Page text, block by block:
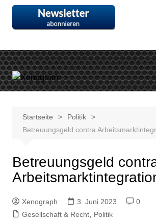
Skip
content
Startseite
Politik
Betreuungsgeld contra
Betreuungsgeld
Xenograph 3. Juni 2023
0
Gesellschaft & Recht, Politik